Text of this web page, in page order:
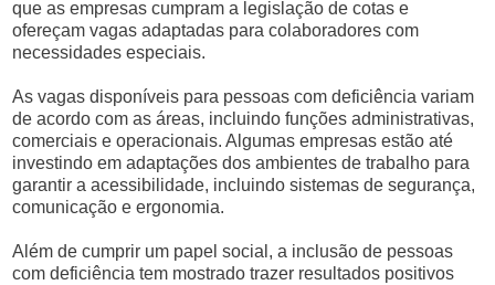
que as empresas cumpram a legislação de cotas e
ofereçam vagas adaptadas para colaboradores com
necessidades especiais.
As vagas disponíveis para pessoas com deficiência variam
de acordo com as áreas, incluindo funções administrativas,
comerciais e operacionais. Algumas empresas estão até
investindo em adaptações dos ambientes de trabalho para
garantir a acessibilidade, incluindo sistemas de segurança,
comunicação e ergonomia.
Além de cumprir um papel social, a inclusão de pessoas
com deficiência tem mostrado trazer resultados positivos